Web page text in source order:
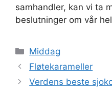
samhandler, kan vi ta
beslutninger om vår
Kategorier
Middag
Fløtekarameller
Verdens beste